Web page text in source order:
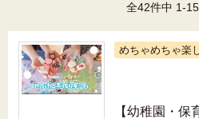
全42件中 1-
めちゃめちゃ楽
【幼稚園・保